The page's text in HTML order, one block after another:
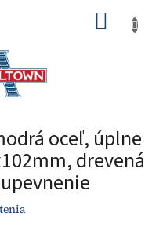
oceľ, úplne
drevená